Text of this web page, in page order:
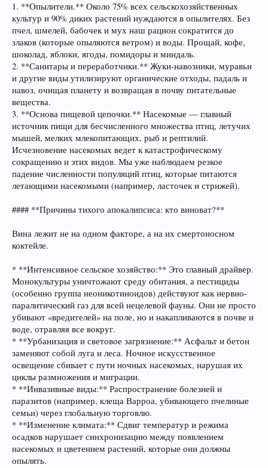
1. **Опылители.** Около 75% всех сельскохозяйственных
культур и 90% диких растений нуждаются в опылителях. Без
пчел, шмелей, бабочек и мух наш рацион сократится до
злаков (которые опыляются ветром) и воды. Прощай, кофе,
шоколад, яблоки, ягоды, помидоры и миндаль.
2. **Санитары и переработчики.** Жуки-навозники, муравьи
и другие виды утилизируют органические отходы, падаль и
навоз, очищая планету и возвращая в почву питательные
вещества.
3. **Основа пищевой цепочки.** Насекомые — главный
источник пищи для бесчисленного множества птиц, летучих
мышей, мелких млекопитающих, рыб и рептилий.
Исчезновение насекомых ведет к катастрофическому
сокращению и этих видов. Мы уже наблюдаем резкое
падение численности популяций птиц, которые питаются
летающими насекомыми (например, ласточек и стрижей).
#### **Причины тихого апокалипсиса: кто виноват?**
Вина лежит не на одном факторе, а на их смертоносном
коктейле.
* **Интенсивное сельское хозяйство:** Это главный драйвер.
Монокультуры уничтожают среду обитания, а пестициды
(особенно группа неоникотиноидов) действуют как нервно-
паралитический газ для всей нецелевой фауны. Они не просто
убивают «вредителей» на поле, но и накапливаются в почве и
воде, отравляя все вокруг.
* **Урбанизация и световое загрязнение:** Асфальт и бетон
заменяют собой луга и леса. Ночное искусственное
освещение сбивает с пути ночных насекомых, нарушая их
циклы размножения и миграции.
* **Инвазивные виды:** Распространение болезней и
паразитов (например, клеща Варроа, убивающего пчелиные
семьи) через глобальную торговлю.
* **Изменение климата:** Сдвиг температур и режима
осадков нарушает синхронизацию между появлением
насекомых и цветением растений, которые они должны
опылять.